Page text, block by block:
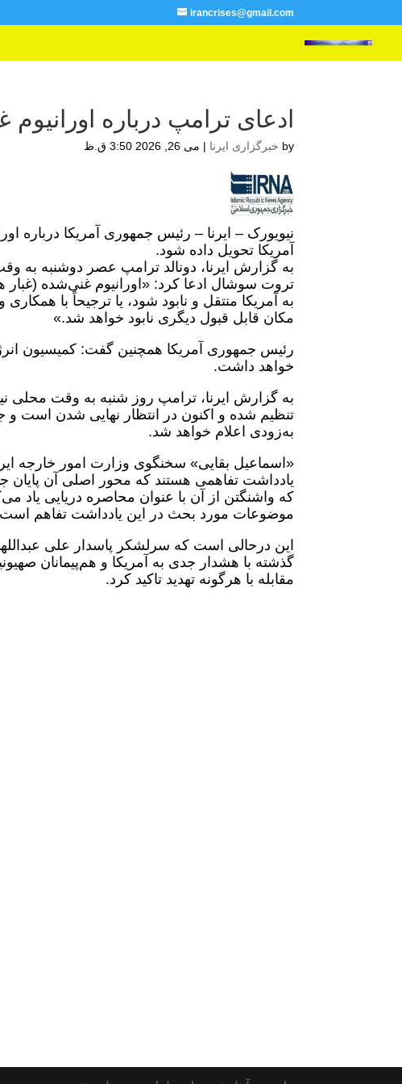
irancrises@gmail.com
ادعای ترامپ درباره
by خبرگزاری ایرنا | می 26, 2026 3:50 ق.ظ
نیویورک – ایرنا – رئیس جمهوری آمریکا درباره
آمریکا تحویل داده شود.
به گزارش ایرنا، دونالد ترامپ عصر دوشنبه به
تروت‌ سوشال ادعا کرد: «اورانیوم غنی‌شده (غبار
به آمریکا منتقل و نابود شود، یا ترجیحاً با
مکان قابل قبول دیگری نابود خواهد شد.»
رئیس جمهوری آمریکا همچنین گفت: کمیسیون
خواهد داشت.
به گزارش ایرنا، ترامپ روز شنبه به وقت محلی
تنظیم شده و اکنون در انتظار نهایی شدن است
به‌زودی اعلام خواهد شد.
«اسماعیل بقایی» سخنگوی وزارت امور خارجه
یادداشت تفاهمی هستند که محور اصلی آن پایان
که واشنگتن از آن با عنوان محاصره دریایی یاد
موضوعات مورد بحث در این یادداشت تفاهم
این درحالی است که سرلشکر پاسدار علی
گذشته با هشدار جدی به آمریکا و هم‌پیمانان
مقابله با هرگونه تهدید تاکید کرد.